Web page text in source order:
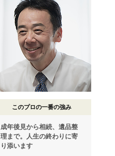
このプロの一番の強み
成年後見から相続、遺品整
理まで。人生の終わりに寄
り添います